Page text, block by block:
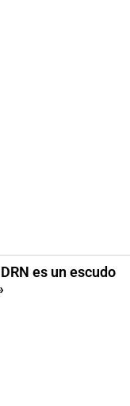
es un escudo